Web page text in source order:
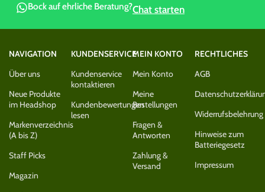
Bock auf ehrliche Beratung?Chat starten
NAVIGATION
Über uns
Neue Produkte
im Headshop
Markenverzeichnis
(A bis Z)
Staff Picks
Magazin
KUNDENSERVICE
Kundenservice
kontaktieren
Kundenbewertungen
lesen
MEIN KONTO
Mein Konto
Meine
Bestellungen
Fragen &
Antworten
Zahlung &
Versand
RECHTLICHES
AGB
Widerrufsbelehrung
Hinweise zum
Batteriegesetz
Impressum